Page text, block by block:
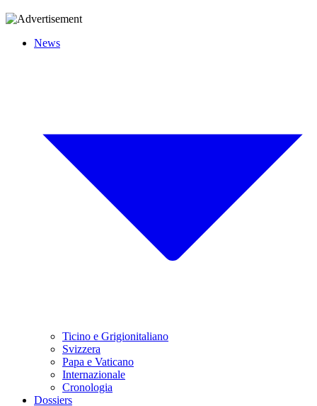
News
Ticino e Grigionitaliano
Svizzera
Papa e Vaticano
Internazionale
Cronologia
Dossiers